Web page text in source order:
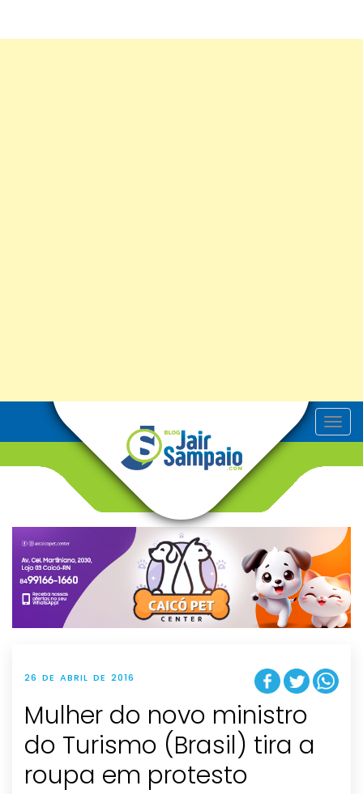
T
o
v
g
t
i
o
n
26 DE ABRIL DE 2016
Mulher do novo ministro
do Turismo (Brasil) tira a
roupa em protesto